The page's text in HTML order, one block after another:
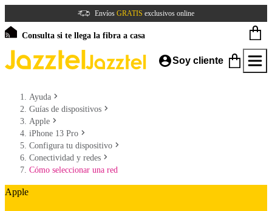
Envíos GRATIS exclusivos online
Consulta si te llega la fibra a casa
Soy cliente
Ayuda
Guías de dispositivos
Apple
iPhone 13 Pro
Configura tu dispositivo
Conectividad y redes
Cómo seleccionar una red
Apple